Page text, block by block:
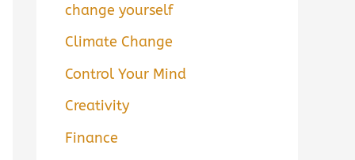
change yourself
Climate Change
Control Your Mind
Creativity
Finance